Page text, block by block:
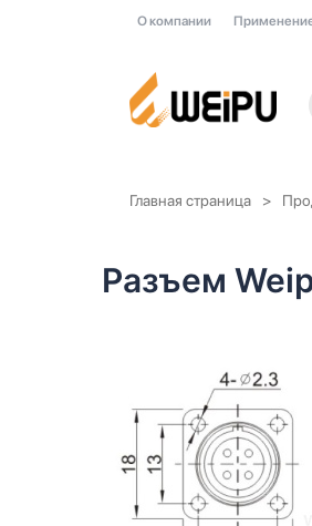
О компании
Главная страница
Разъем